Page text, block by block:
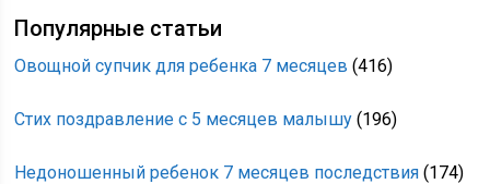
Популярные статьи
Овощной супчик для ребенка 7 месяцев (416)
Стих поздравление с 5 месяцев малышу (196)
Недоношенный ребенок 7 месяцев последствия (174)